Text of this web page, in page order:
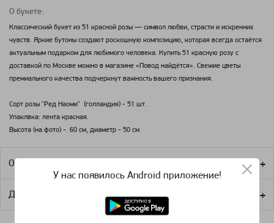
О букете:
Классический букет из 51 красной розы — символ любви, страсти и искренних
чувств. Яркие бутоны создают роскошную композицию, которая всегда остаётся
актуальным подарком для любимого человека. Купить 51 красную розу с
доставкой по Москве можно в магазине «Повод найдётся». Свежие цветы
премиального качества подчеркнут важность вашего признания.
Сорт розы "Ред Наоми" (голландия) - 51 шт.
Упаклвка: лента красная.
Высота (на фото) - 60 см, диаметр - 50 см
Оплата
Доставка
У нас появилось Android приложение!